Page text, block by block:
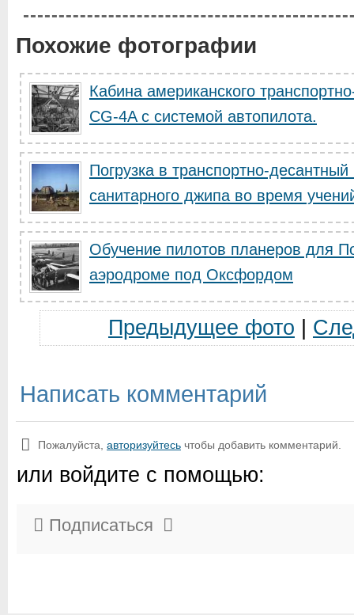
Похожие фотографии
Кабина американского
CG-4A с системой автопилота.
Погрузка в транспортно-
санитарного джипа во время
Обучение пилотов планеров для
аэродроме под Оксфордом
Предыдущее фото
Написать комментарий
Пожалуйста, авторизуйтесь чтобы добавить комментарий.
или войдите с помощью:
Подписаться